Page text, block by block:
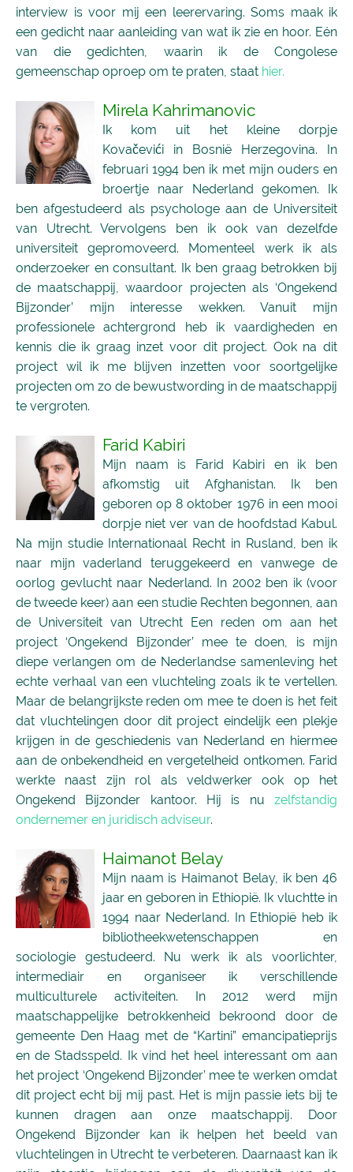
interview is voor mij een leerervaring. Soms maak ik
een gedicht naar aanleiding van wat ik zie en hoor. Eén
van die gedichten, waarin ik de Congolese
gemeenschap oproep om te praten, staat hier.
Mirela Kahrimanovic
Ik kom uit het kleine dorpje
Kovačevići in Bosnië Herzegovina. In
februari 1994 ben ik met mijn ouders en
broertje naar Nederland gekomen. Ik
ben afgestudeerd als psychologe aan de Universiteit
van Utrecht. Vervolgens ben ik ook van dezelfde
universiteit gepromoveerd. Momenteel werk ik als
onderzoeker en consultant. Ik ben graag betrokken bij
de maatschappij, waardoor projecten als ‘Ongekend
Bijzonder’ mijn interesse wekken. Vanuit mijn
professionele achtergrond heb ik vaardigheden en
kennis die ik graag inzet voor dit project. Ook na dit
project wil ik me blijven inzetten voor soortgelijke
projecten om zo de bewustwording in de maatschappij
te vergroten.
Farid Kabiri
Mijn naam is Farid Kabiri en ik ben
afkomstig uit Afghanistan. Ik ben
geboren op 8 oktober 1976 in een mooi
dorpje niet ver van de hoofdstad Kabul.
Na mijn studie Internationaal Recht in Rusland, ben ik
naar mijn vaderland teruggekeerd en vanwege de
oorlog gevlucht naar Nederland. In 2002 ben ik (voor
de tweede keer) aan een studie Rechten begonnen, aan
de Universiteit van Utrecht Een reden om aan het
project ‘Ongekend Bijzonder’ mee te doen, is mijn
diepe verlangen om de Nederlandse samenleving het
echte verhaal van een vluchteling zoals ik te vertellen.
Maar de belangrijkste reden om mee te doen is het feit
dat vluchtelingen door dit project eindelijk een plekje
krijgen in de geschiedenis van Nederland en hiermee
aan de onbekendheid en vergetelheid ontkomen. Farid
werkte naast zijn rol als veldwerker ook op het
Ongekend Bijzonder kantoor. Hij is nu zelfstandig
ondernemer en juridisch adviseur.
Haimanot Belay
Mijn naam is Haimanot Belay, ik ben 46
jaar en geboren in Ethiopië. Ik vluchtte in
1994 naar Nederland. In Ethiopië heb ik
bibliotheekwetenschappen en
sociologie gestudeerd. Nu werk ik als voorlichter,
intermediair en organiseer ik verschillende
multiculturele activiteiten. In 2012 werd mijn
maatschappelijke betrokkenheid bekroond door de
gemeente Den Haag met de “Kartini” emancipatieprijs
en de Stadsspeld. Ik vind het heel interessant om aan
het project ‘Ongekend Bijzonder’ mee te werken omdat
dit project echt bij mij past. Het is mijn passie iets bij te
kunnen dragen aan onze maatschappij. Door
Ongekend Bijzonder kan ik helpen het beeld van
vluchtelingen in Utrecht te verbeteren. Daarnaast kan ik